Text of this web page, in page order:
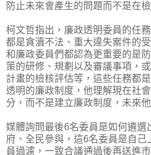
防止未來會產生的問題而不是在
柯文哲指出，廉政透明委員的任
都是貪瀆不法、重大違失案件的
和廉政委員們都認為更重要的是
策的研修、規劃以及審議事項，
計畫的檢核評估等，這些任務都
透明的廉政制度，他理解現在社
分，而不是建立廉政制度，未來
媒體詢問最後6名委員是如何遴
府、全民參與，這6名委員是自己
員過濾，一致合議通過後再送進